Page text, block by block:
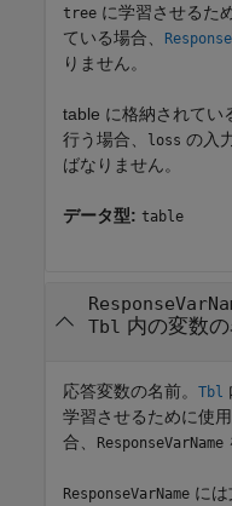
tree に学習させるた
ている場合、
りません。
table に格納されてい
行う場合、
loss の入
ばなりません。
データ型: table
Tbl 内の変数
応答変数の名前。 Tbl
学習させるために使
合、
ResponseVarName
ResponseVarName に